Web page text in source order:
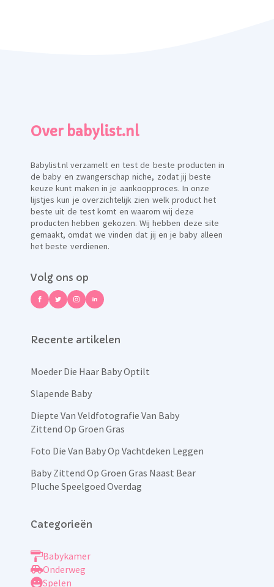
Over babylist.nl
Babylist.nl verzamelt en test de beste producten in
de baby en zwangerschap niche, zodat jij beste
keuze kunt maken in je aankoopproces. In onze
lijstjes kun je overzichtelijk zien welk product het
beste uit de test komt en waarom wij deze
producten hebben gekozen. Wij hebben deze site
gemaakt, omdat we vinden dat jij en je baby alleen
het beste verdienen.
Volg ons op
Recente artikelen
Moeder Die Haar Baby Optilt
Slapende Baby
Diepte Van Veldfotografie Van Baby
Zittend Op Groen Gras
Foto Die Van Baby Op Vachtdeken Leggen
Baby Zittend Op Groen Gras Naast Bear
Pluche Speelgoed Overdag
Categorieën
Babykamer
Onderweg
Spelen